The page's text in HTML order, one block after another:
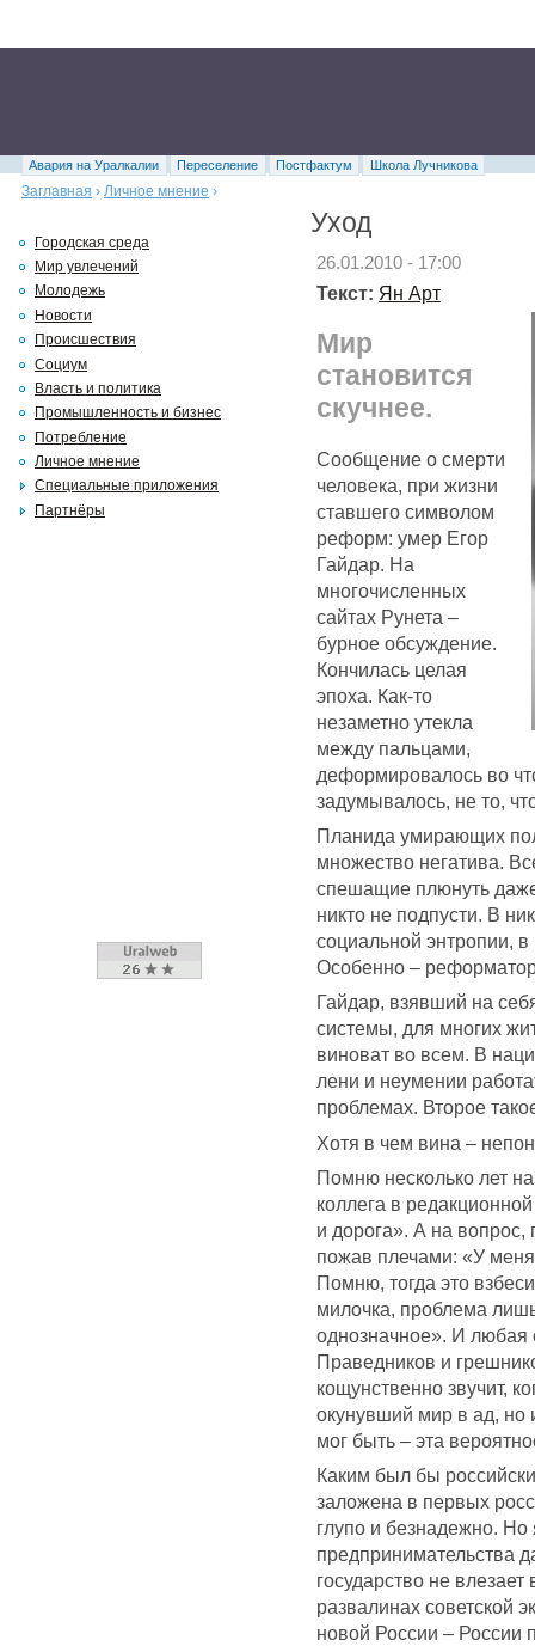
Авария на Уралкалии Переселение Постфактум
Школа Лучникова
Заглавная › Личное мнение ›
Уход
26.01.2010 - 17:00
Текст: Ян Арт
Мир
становится
скучнее.
Сообщение о смерти
человека, при жизни
ставшего символом
реформ: умер Егор
Гайдар. На
многочисленных
сайтах Рунета –
бурное обсуждение.
Кончилась целая
эпоха. Как-то
незаметно утекла
между пальцами,
деформировалось во
задумывалось, не то,
Планида умирающих
множество негатива.
спешащие плюнуть
никто не подпусти. В
социальной энтропии, в
Особенно –
Гайдар, взявший на
системы, для многих
виноват во всем. В
лени и неумении
проблемах. Второе
Хотя в чем вина –
Помню несколько лет
коллега в
и дорога». А на вопрос,
пожав плечами: «У
Помню, тогда это
милочка, проблема
однозначное». И любая
Праведников и
кощунственно звучит,
окунувший мир в ад, но
мог быть – эта
Каким был бы
заложена в первых
глупо и безнадежно. Но
предпринимательства
государство не
развалинах советской
новой России – России
Городская среда
Мир увлечений
Молодежь
Новости
Происшествия
Социум
Власть и политика
Промышленность и бизнес
Потребление
Личное мнение
Специальные приложения
Партнёры